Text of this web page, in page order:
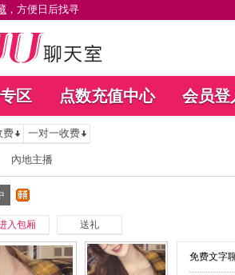
，方便日后找寻
区 点数充值中心 会员登
费 一对一收费
內地主播
入包厢 送礼
免费文字